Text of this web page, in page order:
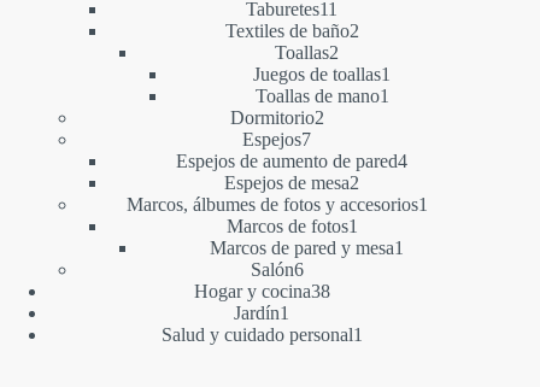
Taburetes11
productos
Textiles de baño22
Toallas2
productos
Juegos de toallas1
Toallas de mano1
Dormitorio22
Espejos77
productos
Espejos de aumento de pared44
Espejos de mesa2
productos
Marcos, álbumes de fotos y accesorios1
Marcos de fotos1
producto
Marcos de pared y mesa1
Salón66
productos
Hogar y cocina3838
Jardín1
producto
Salud y cuidado personal1